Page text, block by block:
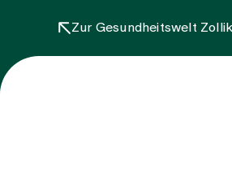
Zur Gesundheitswelt